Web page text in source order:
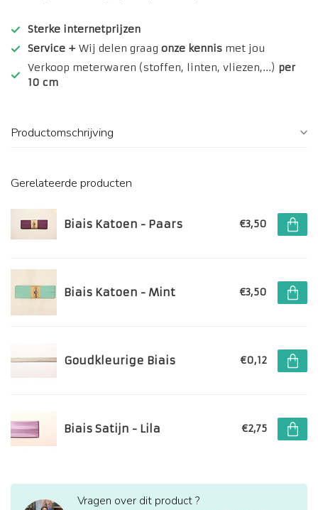
Sterke internetprijzen
Service + Wij delen graag onze kennis met jou
Verkoop meterwaren (stoffen, linten, vliezen,...) per
10 cm
Productomschrijving
Gerelateerde producten
Biais Katoen - Paars €3,50
Biais Katoen - Mint €3,50
Goudkleurige Biais €0,12
Biais Satijn - Lila €2,75
Vragen over dit product ?